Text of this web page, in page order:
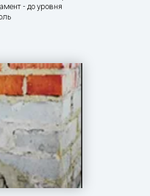
- до уровня